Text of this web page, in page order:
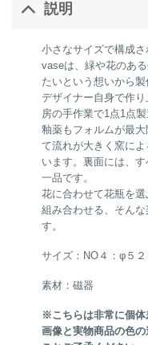
説明
小さなサイズで構成
vaseは、緑や花のあ
たいという想いから製
デザイナー自身で作
房の手作業で1点1点製
釉薬もフォルムが最
て流れが大きく窯に
います。裏面には、
一品です。
花に合わせて花瓶を
組み合わせる、そん
す。
サイズ：NO４：φ５
素材：磁器
※こちらは非常に個体
画像と実物商品の色